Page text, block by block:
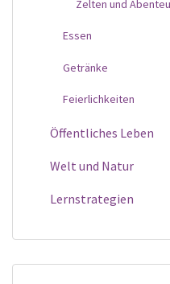
Zelten und
Essen
Getränke
Feierlichkeiten
Öffentliches Leben
Welt und Natur
Lernstrategien